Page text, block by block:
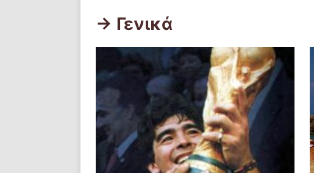
-> Γενικά